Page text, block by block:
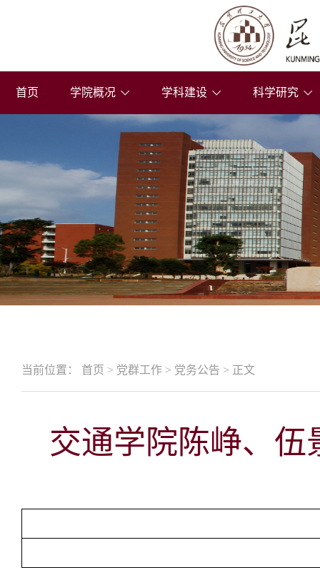
首页 学院概况 学科建设 科学研究
当前位置： 首页 > 党群工作 > 党务公告 > 正文
交通学院陈峥、伍